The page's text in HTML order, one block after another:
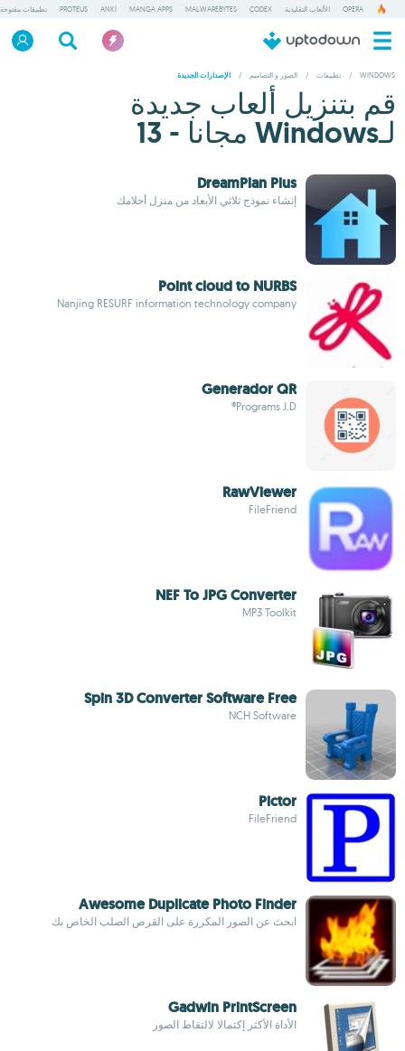
OPERA الألعاب التقليدية CODEX
MALWAREBYTES
MANGA APPS
ANKI
PROTEUS تطبيقات
WINDOWS
/ تطبيقات / الصور و التصاميم / الإصدارات الجديدة
قم بتنزيل ألعاب جديدة
لـWindows مجانا - 13
DreamPlan Plus
إنشاء نموذج ثلاثي الأبعاد من منزل أحلامك
Point cloud to NURBS
Nanjing RESURF information technology company
Generador QR
Programs J.D®
RawViewer
FileFriend
NEF To JPG Converter
MP3 Toolkit
Spin 3D Converter Software Free
NCH Software
Pictor
FileFriend
Awesome Duplicate Photo Finder
ابحث عن الصور المكررة على القرص الصلب الخاص بك
Gadwin PrintScreen
الأداة الأكثر إكتمالا لالتقاط الصور